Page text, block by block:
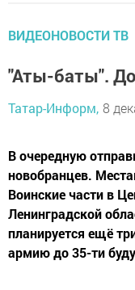
ВИДЕОНОВОСТИ ТВ
"Аты-баты".
Татар-Информ, 8
В очередную
новобранцев.
Воинские части в
Ленинградской
планируется ещё
армию до 35-ти